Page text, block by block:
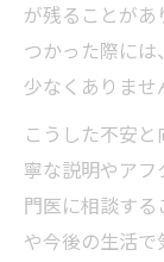
が残ることが
つかった際に
少なくありませ
こうした不安
寧な説明やア
門医に相談す
や今後の生活